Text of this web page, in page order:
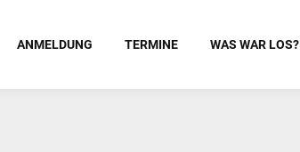
ANMELDUNG TERMINE WAS WAR LOS?